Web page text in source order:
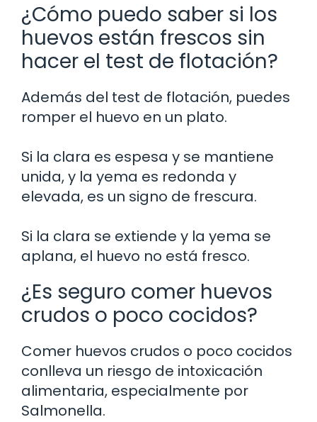
¿Cómo puedo saber si los
huevos están frescos sin
hacer el test de flotación?
Además del test de flotación, puedes
romper el huevo en un plato.
Si la clara es espesa y se mantiene
unida, y la yema es redonda y
elevada, es un signo de frescura.
Si la clara se extiende y la yema se
aplana, el huevo no está fresco.
¿Es seguro comer huevos
crudos o poco cocidos?
Comer huevos crudos o poco cocidos
conlleva un riesgo de intoxicación
alimentaria, especialmente por
Salmonella.